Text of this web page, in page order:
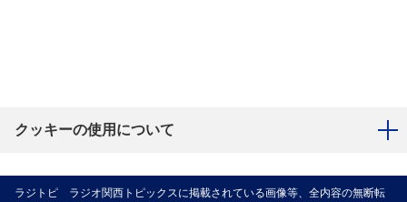
クッキーの使用について
ラジトピ ラジオ関西トピックスに掲載されている画像等、全内容の無断転